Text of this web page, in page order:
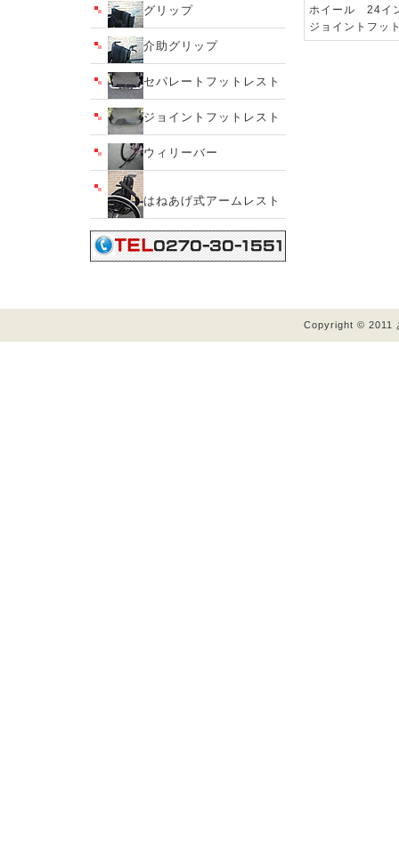
ホイール 24イ
ジョイントフッ
グリップ
介助グリップ
セパレートフットレスト
ジョイントフットレスト
ウィリーバー
はねあげ式アームレスト
Copyright © 2011